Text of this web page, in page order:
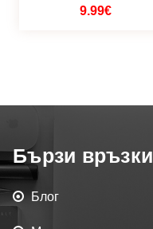
9.99€
Бързи връзки
Блог